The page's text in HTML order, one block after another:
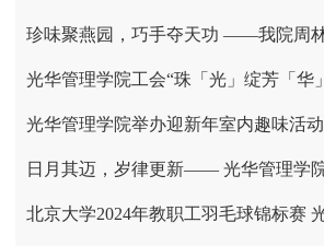
光华管理学院举办迎新年室内趣味活动